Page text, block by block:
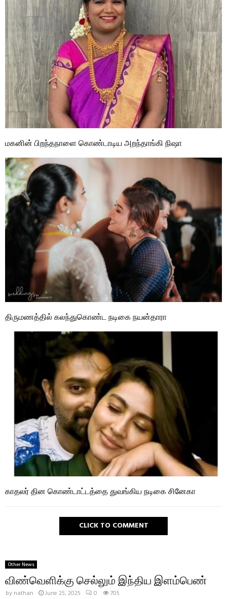
மகனின் பிறந்தநாளை கொண்டாடிய அறந்தாங்கி நிஷா
திருமணத்தில் கலந்துகொண்ட நடிகை நயன்தாரா
காதலர் தின கொண்டாட்டத்தை துவங்கிய நடிகை சினேகா
CLICK TO COMMENT
Other News
விண்வெளிக்கு செல்லும் இந்திய இளம்பெண்
by nathan June 25, 2025 0 705